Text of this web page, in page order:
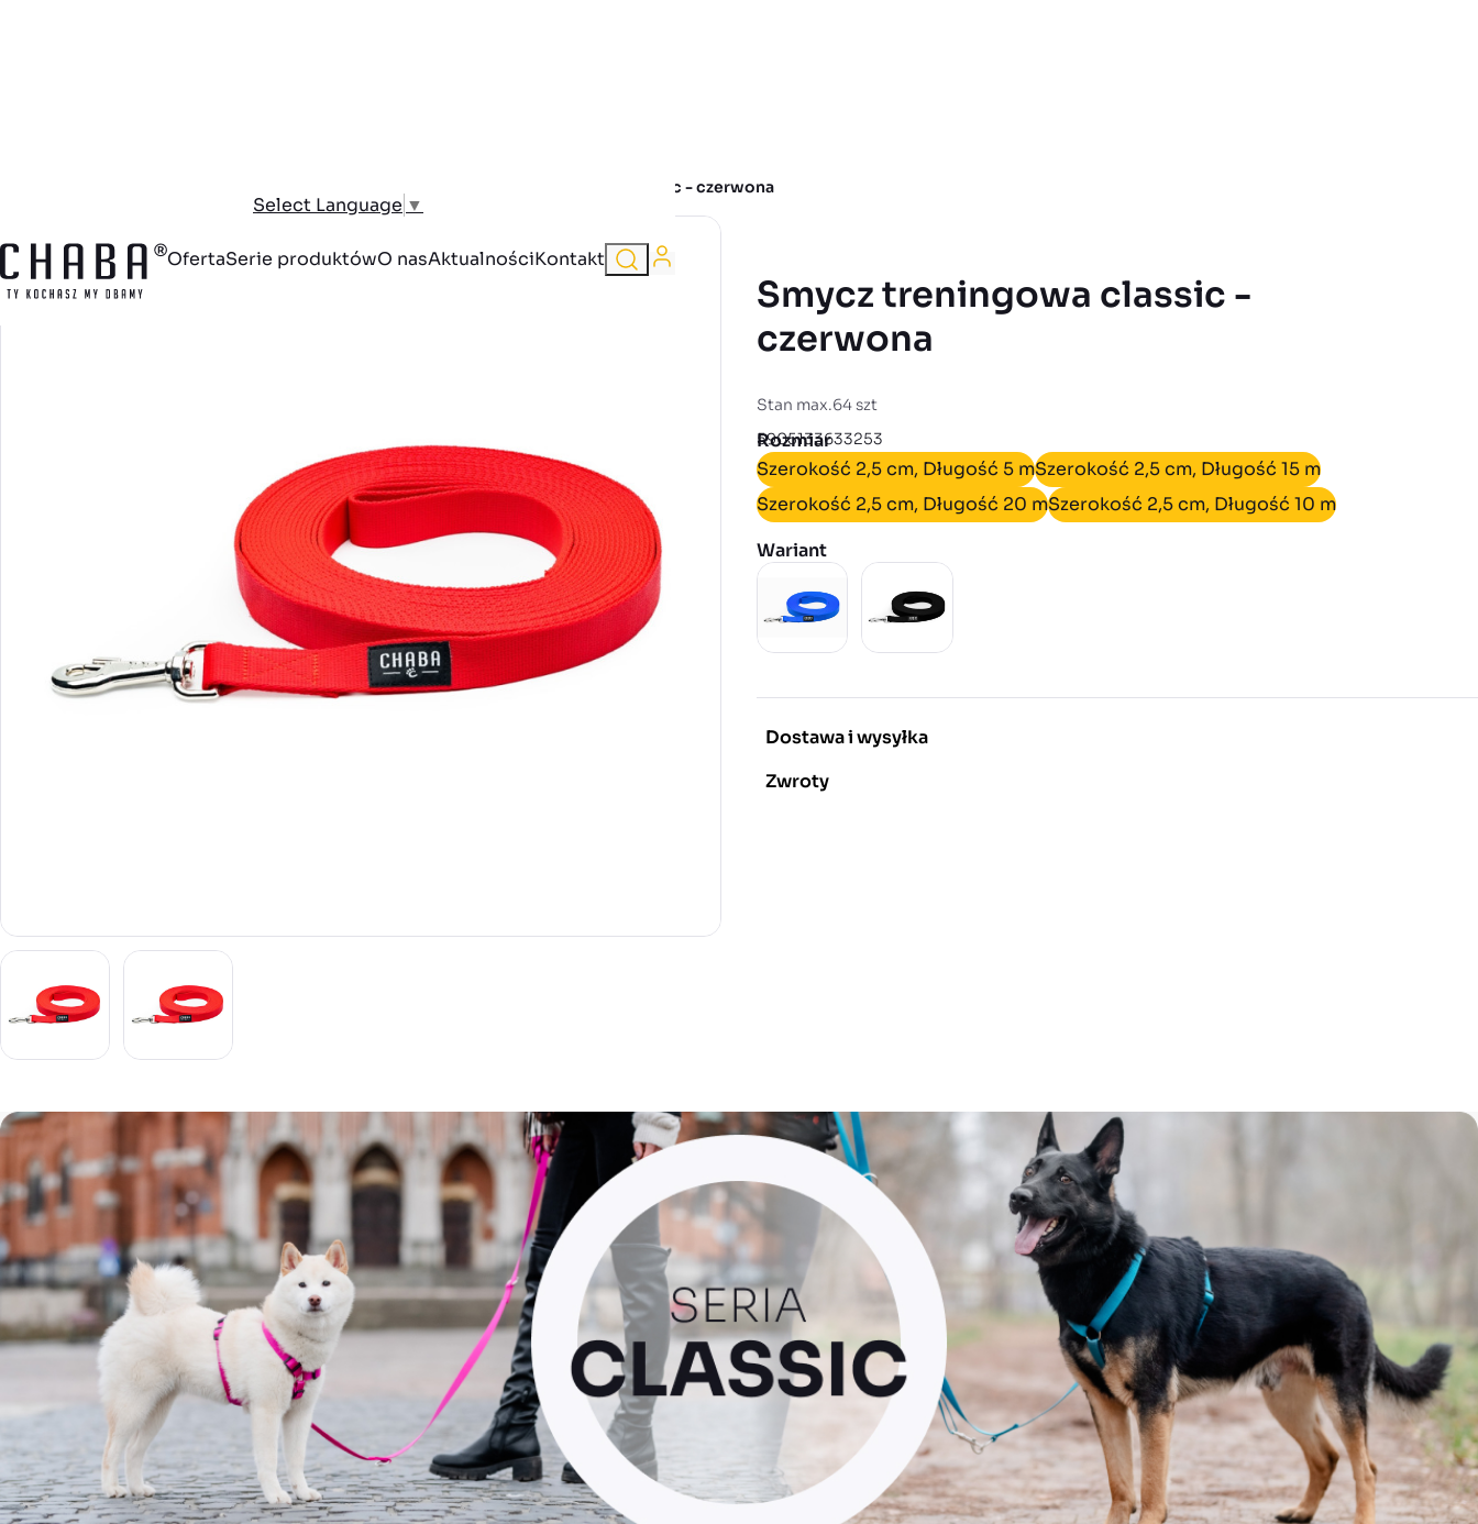
Select Language ▼
OfertaSerie produktówO nasAktualnościKontakt wyszukaj
Smycz treningowa classic - czerwona
Smycz treningowa classic -
czerwona
Stan max.64 szt
EAN
5905133633253
Rozmiar
Szerokość 2,5 cm, Długość 5 mSzerokość 2,5 cm, Długość 15 m
Szerokość 2,5 cm, Długość 20 mSzerokość 2,5 cm, Długość 10 m
Wariant
Dostawa i wysyłka
Zwroty